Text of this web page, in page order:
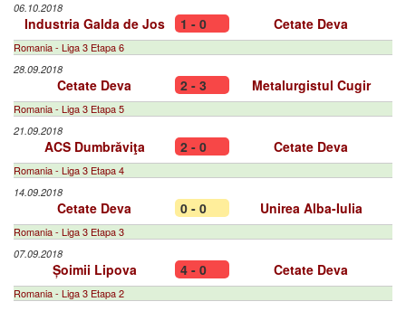
06.10.2018
Industria Galda de Jos 1 - 0 Cetate Deva
Romania - Liga 3 Etapa 6
28.09.2018
Cetate Deva 2 - 3 Metalurgistul Cugir
Romania - Liga 3 Etapa 5
21.09.2018
ACS Dumbrăviţa 2 - 0 Cetate Deva
Romania - Liga 3 Etapa 4
14.09.2018
Cetate Deva 0 - 0 Unirea Alba-Iulia
Romania - Liga 3 Etapa 3
07.09.2018
Șoimii Lipova 4 - 0 Cetate Deva
Romania - Liga 3 Etapa 2